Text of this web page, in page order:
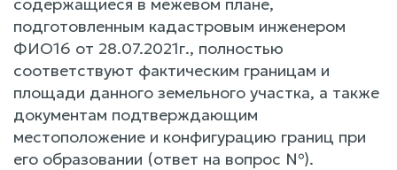
подготовленным кадастровым инженером
ФИО16 от 28.07.2021г., полностью
соответствуют фактическим границам и
площади данного земельного участка, а также
документам подтверждающим
местоположение и конфигурацию границ при
его образовании (ответ на вопрос №).